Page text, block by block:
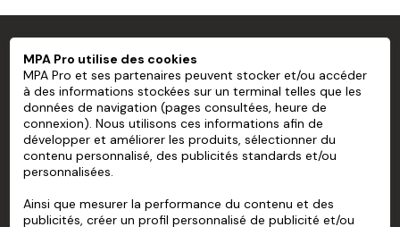
Papier Peint Mural Pré-encollé Sans
PVC personnalisé
Largeur d'un lé
600 mm
Recouvrement
10 mm sur chaque lé
Grammage
175 g/m² d'après la méthode de
test ISO 536
Épaisseur
177 microns/7 mil d'après la
Opacité
94 % d'après la méthode de test
PROFESSIONNEL
MPA PRO
NOS SERVICES
MPA Pro utilise des cookies
MPA Pro et ses partenaires peuvent stocker et/ou accéder
à des informations stockées sur un terminal telles que les
données de navigation (pages consultées, heure de
connexion). Nous utilisons ces informations afin de
développer et améliorer les produits, sélectionner du
contenu personnalisé, des publicités standards et/ou
personnalisées.
Ainsi que mesurer la performance du contenu et des
publicités, créer un profil personnalisé de publicité et/ou